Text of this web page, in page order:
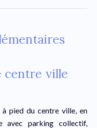
centre ville
pied du centre ville, en
avec parking collectif,